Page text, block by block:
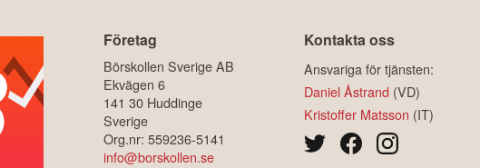
Företag
Börskollen Sverige AB
Ekvägen 6
141 30 Huddinge
Sverige
Org.nr: 559236-5141
info@borskollen.se
Kontakta oss
Ansvariga för tjänsten:
Daniel Åstrand (VD)
Kristoffer Matsson (IT)